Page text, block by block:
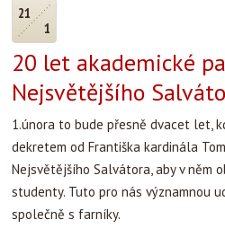
21
1
20 let akademické
Nejsvětějšího
1.února to bude přesně dvacet let,
dekretem od Františka kardinála
Nejsvětějšího Salvátora, aby v něm
studenty. Tuto pro nás významnou
společně s farníky.